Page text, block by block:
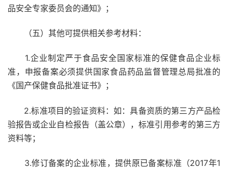
品安全专家委员会的通知》；
（五）其他可提供相关参考材料：
1.企业制定严于食品安全国家标准的保健食品企业标
准，申报备案必须提供国家食品药品监督管理总局批准的
《国产保健食品批准证书》；
2.标准项目的验证资料：如：具备资质的第三方产品检
验报告或企业自检报告（盖公章），标准引用参考的第三方
资料等；
3.修订备案的企业标准，提供原已备案标准（2017年1